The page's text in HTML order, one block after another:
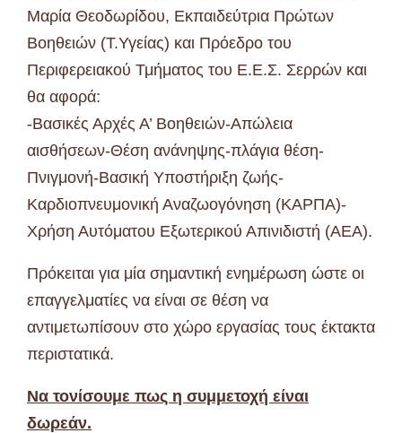
Μαρία Θεοδωρίδου, Εκπαιδεύτρια Πρώτων
Βοηθειών (Τ.Υγείας) και Πρόεδρο του
Περιφερειακού Τμήματος του Ε.Ε.Σ. Σερρών και
θα αφορά:
-Βασικές Αρχές Α’ Βοηθειών-Απώλεια
αισθήσεων-Θέση ανάνηψης-πλάγια θέση-
Πνιγμονή-Βασική Υποστήριξη ζωής-
Καρδιοπνευμονική Αναζωογόνηση (ΚΑΡΠΑ)-
Χρήση Αυτόματου Εξωτερικού Απινιδιστή (ΑΕΑ).
Πρόκειται για μία σημαντική ενημέρωση ώστε οι
επαγγελματίες να είναι σε θέση να
αντιμετωπίσουν στο χώρο εργασίας τους έκτακτα
περιστατικά.
Να τονίσουμε πως η συμμετοχή είναι
δωρεάν.